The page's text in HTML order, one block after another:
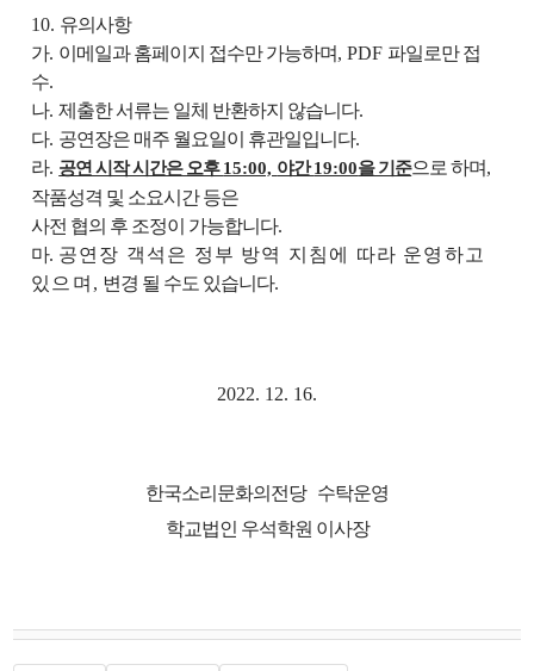
10. 유의사항
가. 이메일과 홈페이지 접수만 가능하며, PDF 파일로만 접
수.
나.제출한 서류는 일체 반환하지 않습니다.
다. 공연장은 매주 월요일이 휴관일입니다.
라. 공연 시작 시간은 오후15:00, 야간19:00을 기준으로 하며,
작품성격 및 소요시간 등은
사전 협의 후 조정이 가능합니다.
마. 공연장 객석은 정부 방역 지침에 따라 운영하고
있으며 , 변경 될 수도 있습니다.
2022. 12. 16.
한국소리문화의전당 수탁운영
학교법인 우석학원 이사장